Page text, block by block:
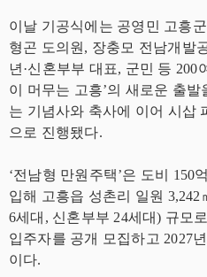
이날 기공식에는 공영민 고흥
형곤 도의원, 장충모 전남개발
년·신혼부부 대표, 군민 등 200
이 머무는 고흥’의 새로운 출
는 기념사와 축사에 이어 시삽
으로 진행됐다.
‘전남형 만원주택’은 도비 150
입해 고흥읍 성촌리 일원 3,242
6세대, 신혼부부 24세대) 규모
입주자를 공개 모집하고 2027
이다.